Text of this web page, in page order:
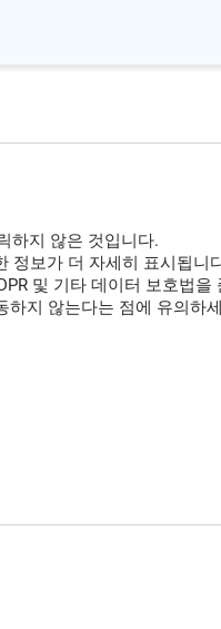
하지 않은 것입니다.
정보가 더 자세히 표시됩니
및 기타 데이터 보호법을
하지 않는다는 점에 유의하